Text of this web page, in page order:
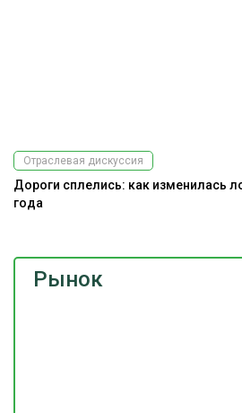
Рынок
Отраслевая дискуссия
Дороги сплелись: как изменилась
года